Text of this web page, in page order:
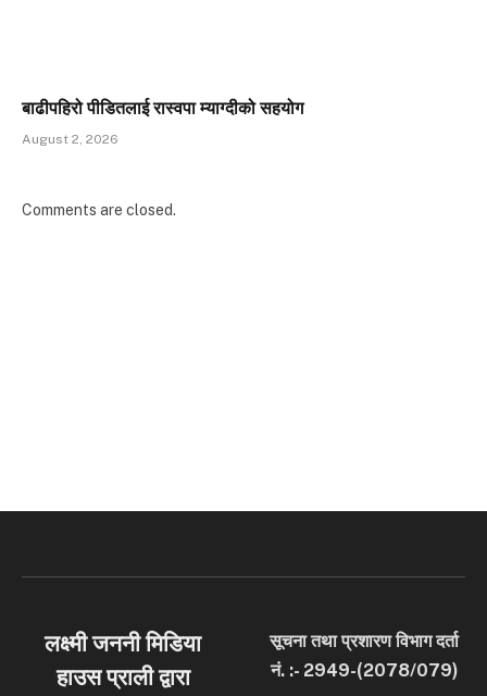
बाढीपहिरो पीडितलाई रास्वपा म्याग्दीको सहयोग
August 2, 2026
Comments are closed.
लक्ष्मी जननी मिडिया
हाउस प्राली द्वारा
सूचना तथा प्रशारण विभाग दर्ता
नं. :- 2949-(2078/079)